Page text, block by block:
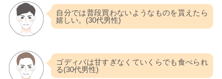
自分では普段買わないようなものを貰えたら
嬉しい。(30代男性)
ゴディバは甘すぎなくていくらでも食べられ
る(30代男性)